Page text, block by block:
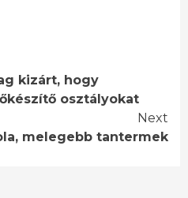
kizárt, hogy
osztályokat
Next
melegebb tantermek